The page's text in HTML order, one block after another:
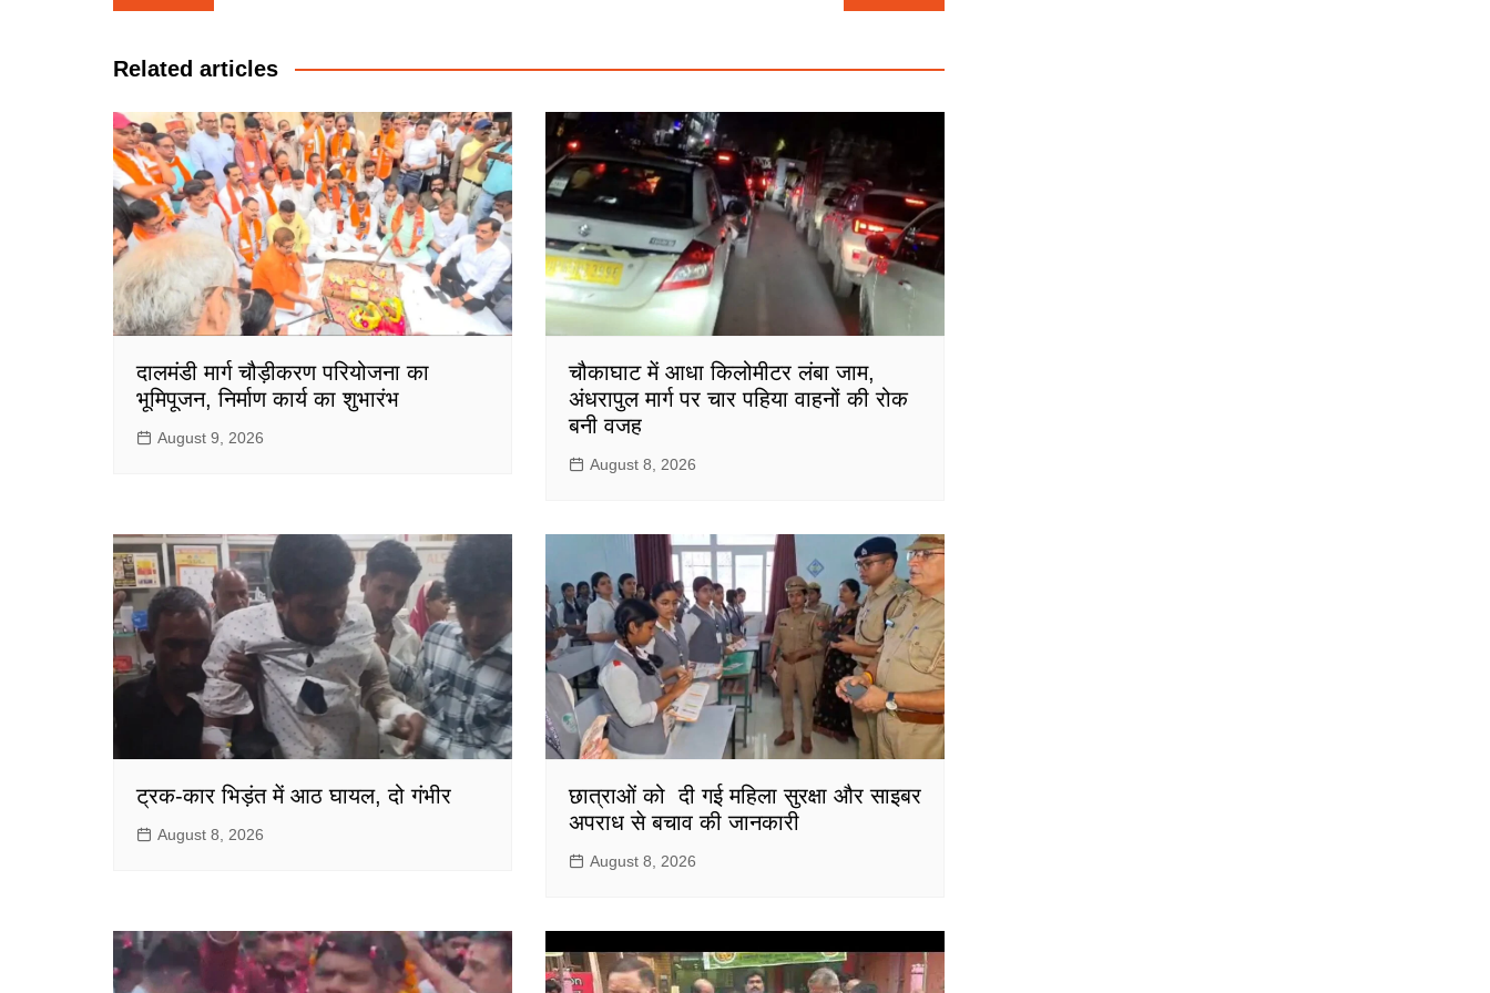
navigation
Related articles
दालमंडी मार्ग चौड़ीकरण परियोजना का
भूमिपूजन, निर्माण कार्य का शुभारंभ
August 9, 2026
चौकाघाट में आधा किलोमीटर लंबा जाम,
अंधरापुल मार्ग पर चार पहिया वाहनों की रोक
बनी वजह
August 8, 2026
ट्रक-कार भिड़ंत में आठ घायल, दो गंभीर
August 8, 2026
छात्राओं को दी गई महिला सुरक्षा और साइबर
अपराध से बचाव की जानकारी
August 8, 2026